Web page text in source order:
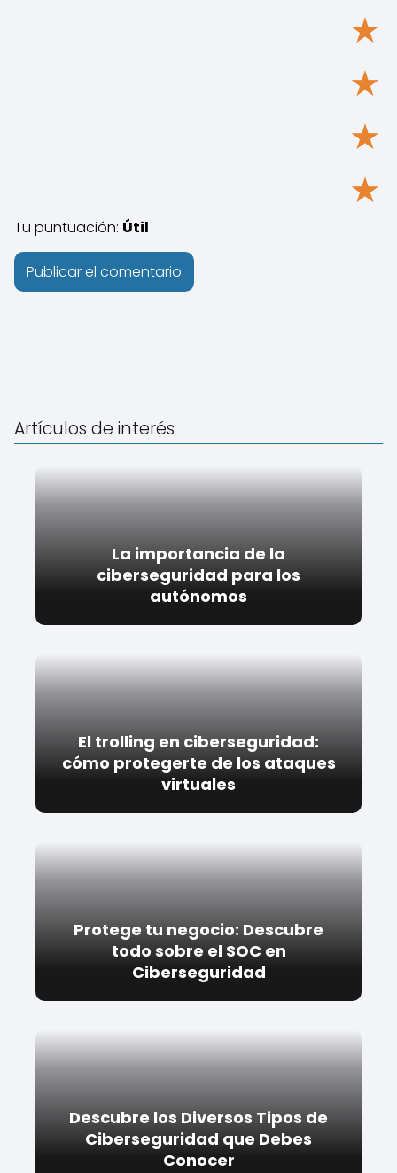
★
★
★
★
Tu puntuación: Útil
Artículos de interés
La importancia de la
ciberseguridad para los
autónomos
El trolling en ciberseguridad:
cómo protegerte de los ataques
virtuales
Protege tu negocio: Descubre
todo sobre el SOC en
Ciberseguridad
Descubre los Diversos Tipos de
Ciberseguridad que Debes
Conocer